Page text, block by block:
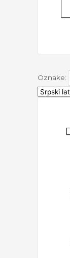
Oznake:
Izaberite